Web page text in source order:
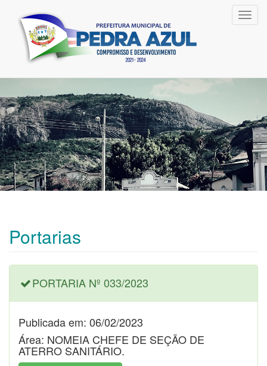
Portarias
PORTARIA Nº 033/2023
Publicada em: 06/02/2023
Área: NOMEIA CHEFE DE SEÇÃO DE
ATERRO SANITÁRIO.